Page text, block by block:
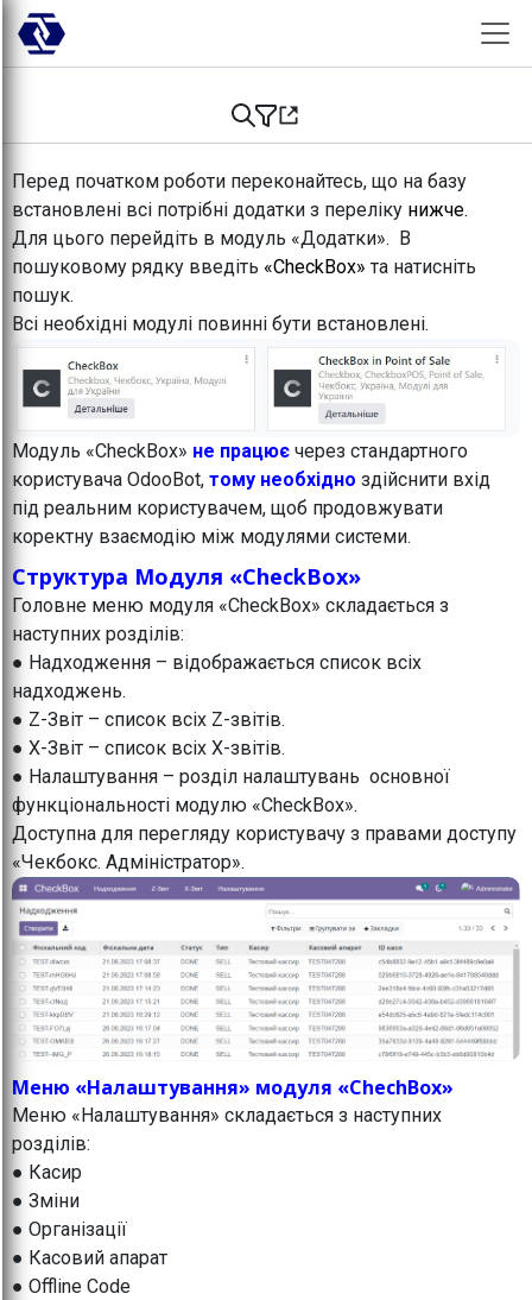
Skip to Content
Перед початком роботи переконайтесь, що на базу
встановлені всі потрібні додатки з переліку нижче.
Для цього перейдіть в модуль «Додатки». В
пошуковому рядку введіть «CheckBox» та натисніть
пошук.
Всі необхідні модулі повинні бути встановлені.
Модуль «CheckBox» не працює через стандартного
користувача OdooBot, тому необхідно здійснити вхід
під реальним користувачем, щоб продовжувати
коректну взаємодію між модулями системи.
Структура Модуля «CheckBox»
Головне меню модуля «CheckBox» складається з
наступних розділів:
● Надходження – відображається список всіх
надходжень.
● Z-Звіт – список всіх Z-звітів.
● X-Звіт – список всіх X-звітів.
● Налаштування – розділ налаштувань основної
функціональності модулю «CheckBox».
Доступна для перегляду користувачу з правами доступу
«Чекбокс. Адміністратор».
Меню «Налаштування» модуля «ChechBox»
Меню «Налаштування» складається з наступних
розділів:
● Касир
● Зміни
● Організації
● Касовий апарат
● Offline Code